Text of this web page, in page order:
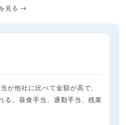
見る →
が他社に比べて金額が高で、
る。昼食手当、通勤手当、残業